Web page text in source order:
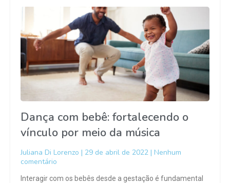
Dança com bebê: fortalecendo o
vínculo por meio da música
Juliana Di Lorenzo 29 de abril de 2022
Nenhum
comentário
Interagir com os bebês desde a gestação é fundamental